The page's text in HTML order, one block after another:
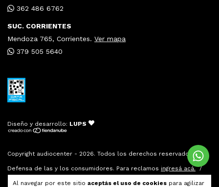
Al navegar por este sitio aceptás el uso de cookies para agilizar
362 486 6762
SUC. CORRIENTES
Mendoza 765, Corrientes. Ver mapa
379 505 5640
Diseño y desarrollo: LUPS
Copyright audiocenter - 2026. Todos los derechos reservados.
Defensa de las y los consumidores. Para reclamos ingresá acá. /